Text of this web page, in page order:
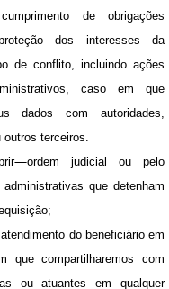
de obrigações
dos interesses da
de conflito, incluindo ações
caso em que
dados com autoridades,
terceiros.
ordem judicial ou pelo
que detenham
do beneficiário em
que compartilharemos com
ou atuantes em qualquer